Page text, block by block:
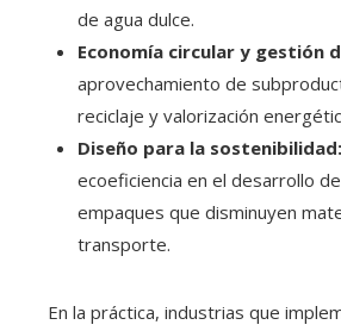
de agua dulce.
Economía circular y gestión
aprovechamiento de
reciclaje y valorización
Diseño para la sostenibilidad:
ecoeficiencia en el desarrollo
empaques que disminuyen
transporte.
En la práctica, industrias que